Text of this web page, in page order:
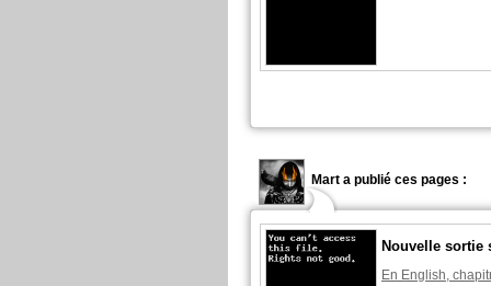
Mart a publié ces pages :
Nouvelle sortie
En English,